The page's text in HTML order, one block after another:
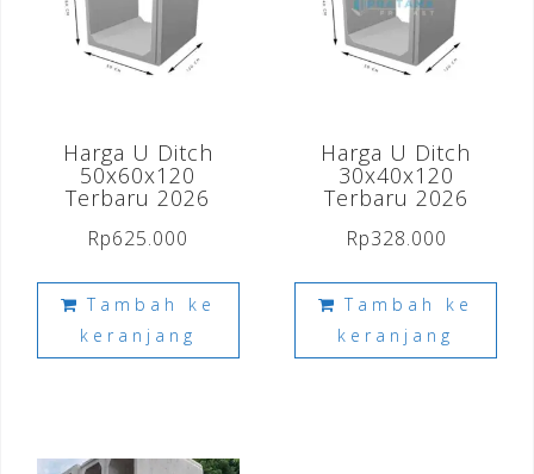
Harga U Ditch
50x60x120
Terbaru 2026
Rp625.000
Tambah ke
keranjang
Harga U Ditch
30x40x120
Terbaru 2026
Rp328.000
Tambah ke
keranjang